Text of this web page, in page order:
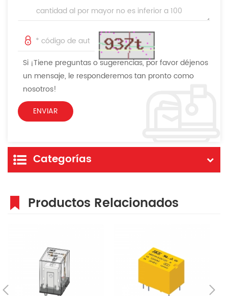
Si ¡Tiene preguntas o sugerencias, por favor déjenos
un mensaje, le responderemos tan pronto como
nosotros!
Categorías
Productos Relacionados